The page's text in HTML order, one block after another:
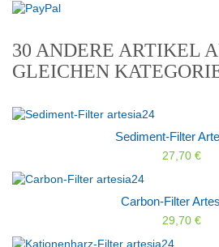
30 ANDERE ARTIKEL
GLEICHEN
Sediment-Filter
27,70 €
Carbon-Filter
29,70 €